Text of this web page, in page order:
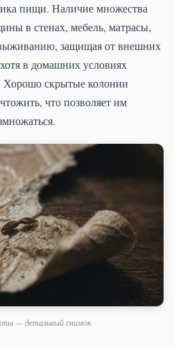
пищи. Наличие множества
в стенах, мебель, матрасы,
выживанию, защищая от внешних
в домашних условиях
Хорошо скрытые колонии
что позволяет им
— детальный снимок